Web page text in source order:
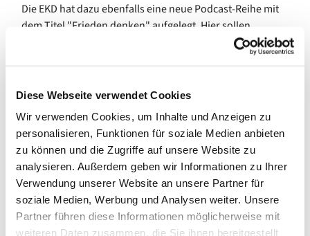
Diese Webseite verwendet Cookies
Wir verwenden Cookies, um Inhalte und Anzeigen zu
personalisieren, Funktionen für soziale Medien anbieten
zu können und die Zugriffe auf unsere Website zu
analysieren. Außerdem geben wir Informationen zu Ihrer
Verwendung unserer Website an unsere Partner für
soziale Medien, Werbung und Analysen weiter. Unsere
Partner führen diese Informationen möglicherweise mit
weiteren Daten zusammen, die Sie ihnen bereitgestellt
Die EKD hat dazu ebenfalls eine neue Podcast-Reihe mit
dem Titel "Frieden denken" aufgelegt. Hier sollen
Expertinnen und Experten miteinander über Frieden,
empfehlenswert!
Gleich in der ersten Folge können SieBischöfin Kirsten
Fehr und Militärbischof Bernhard Felmberg lauschen.